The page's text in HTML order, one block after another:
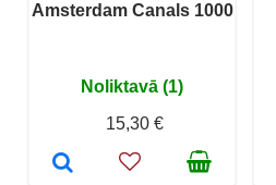
Amsterdam Canals 1000
Noliktavā (1)
15,30 €